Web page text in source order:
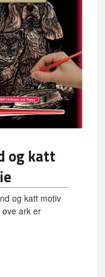
og katt
og katt motiv
ark er